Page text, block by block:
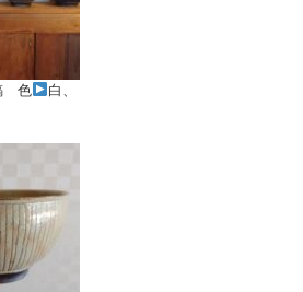
色
白、